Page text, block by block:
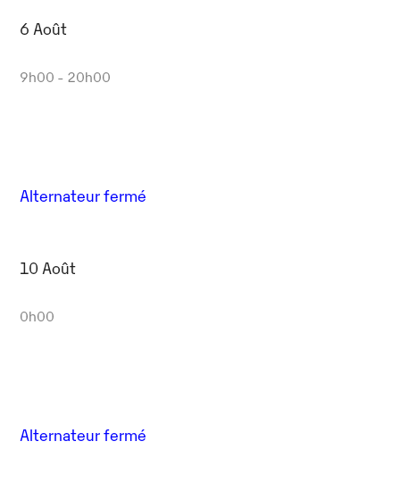
6 Août
9h00 - 20h00
Alternateur fermé
10 Août
0h00
Alternateur fermé